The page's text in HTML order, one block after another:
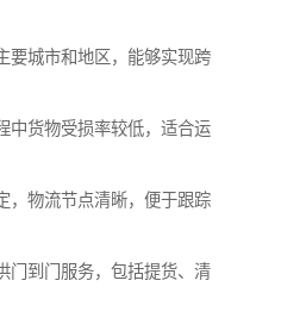
要城市和地区，能够实现跨
中货物受损率较低，适合运
，物流节点清晰，便于跟踪
门到门服务，包括提货、清